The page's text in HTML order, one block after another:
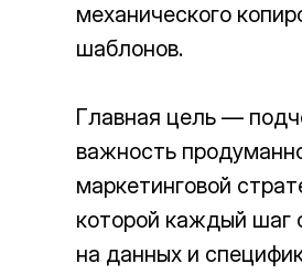
механического
шаблонов.
Главная цель —
важность
маркетинговой
которой каждый шаг
на данных и